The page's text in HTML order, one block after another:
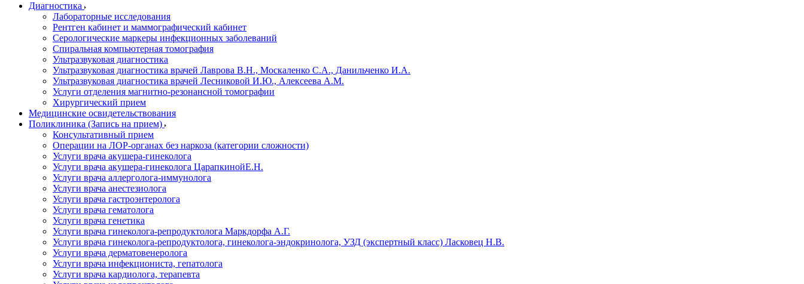
Диагностика
Лабораторные исследования
Рентген кабинет и маммографический кабинет
Серологические маркеры инфекционных заболеваний
Спиральная компьютерная томография
Ультразвуковая диагностика
Ультразвуковая диагностика врачей Лаврова В.Н., Москаленко С.А., Данильченко И.А.
Ультразвуковая диагностика врачей Лесниковой И.Ю., Алексеева А.М.
Услуги отделения магнитно-резонансной томографии
Хирургический прием
Медицинские освидетельствования
Поликлиника (Запись на прием)
Консультативный прием
Операции на ЛОР-органах без наркоза (категории сложности)
Услуги врача акушера-гинеколога
Услуги врача акушера-гинеколога ЦарапкинойЕ.Н.
Услуги врача аллерголога-иммунолога
Услуги врача анестезиолога
Услуги врача гастроэнтеролога
Услуги врача гематолога
Услуги врача генетика
Услуги врача гинеколога-репродуктолога Маркдорфа А.Г.
Услуги врача гинеколога-репродуктолога, гинеколога-эндокринолога, УЗД (экспертный класс) Ласковец Н.В.
Услуги врача дерматовенеролога
Услуги врача инфекциониста, гепатолога
Услуги врача кардиолога, терапевта